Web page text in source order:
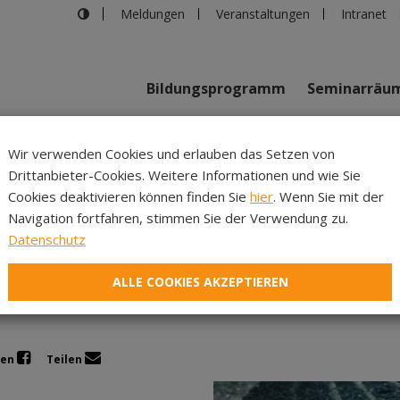
Meldungen Veranstaltungen Intranet
Bildungsprogramm
in Innsbruck
statt
Teilen
Wir verwenden Cookies und erlauben das Setzen von
Drittanbieter-Cookies. Weitere Informationen und wie Sie
Cookies deaktivieren können finden Sie hier. Wenn Sie mit der
Navigation fortfahren, stimmen Sie der Verwendung zu.
Datenschutz
ALLE COOKIES AKZEPTIEREN